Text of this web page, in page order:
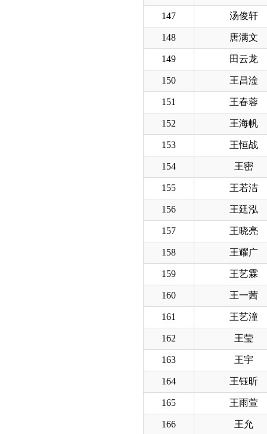
147 汤俊轩
148 唐满文
149 田云龙
150 王昌淦
151 王春蓉
152 王海帆
153 王恒战
154 王密
155 王若洁
156 王廷泓
157 王晓亮
158 王耀广
159 王艺霖
160 王一茜
161 王艺潼
162 王莹
163 王宇
164 王钰昕
165 王雨萱
166 王允